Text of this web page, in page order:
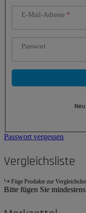
E-Mail-Adresse
Passwort
Passwort vergessen
Vergleichsliste
Füge Produkte zur
Bitte fügen Sie